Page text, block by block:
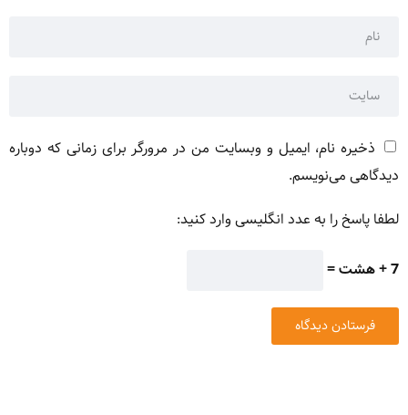
ذخیره نام، ایمیل و وبسایت من در مرورگر برای زمانی که دوباره
دیدگاهی می‌نویسم.
لطفا پاسخ را به عدد انگلیسی وارد کنید:
7 + هشت =